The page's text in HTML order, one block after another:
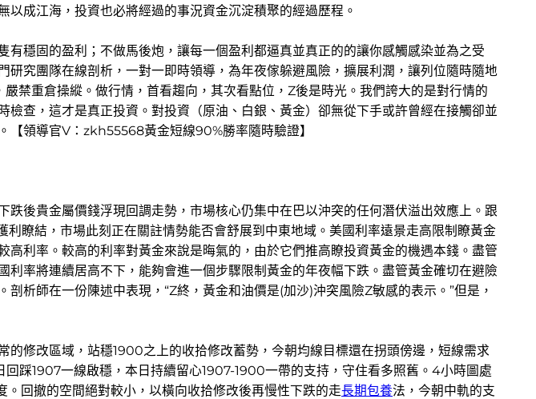
成江海，投資也必將經過的事況資金沉淀積聚的經過歷程。
穩固的盈利；不做馬後炮，讓每一個盈利都逼真並真正的的讓你感觸感染並為之受
究團隊在線剖析，一對一即時領導，為年夜傢躲避風險，擴展利潤，讓列位隨時隨地
禁重倉操縱。做行情，首看趨向，其次看點位，Z後是時光。我們誇大的是對行情的
查，這才是真正投資。對投資（原油、白銀、黃金）卻無從下手或許曾經在接觸卻並
【領導官V：zkh55568黃金短線90%勝率隨時驗證】
跌後貴金屬價錢浮現回調走勢，市場核心仍集中在巴以沖突的任何潛伏溢出效應上。跟
瞭結，市場此刻正在關註情勢能否會舒展到中東地域。美國利率遠景走高限制瞭黃金
高利率。較高的利率對黃金來說是晦氣的，由於它們推高瞭投資黃金的機遇本錢。盡管
率將連續居高不下，能夠會進一個步驟限制黃金的年夜幅下跌。盡管黃金確切在避險
剖析師在一份陳述中表現，“Z終，黃金和油價是(加沙)沖突風險Z敏感的表示。”但是，
修改區域，站穩1900之上的收拾修改蓄勢，今朝均線目標還在拐頭傍邊，短線需求
踩1907一線啟穩，本日持續留心1907-1900一帶的支持，守住看多照舊。4小時圖處
回撤的空間絕對較小，以橫向收拾修改後再慢性下跌的走長期包養法，今朝中軌的支